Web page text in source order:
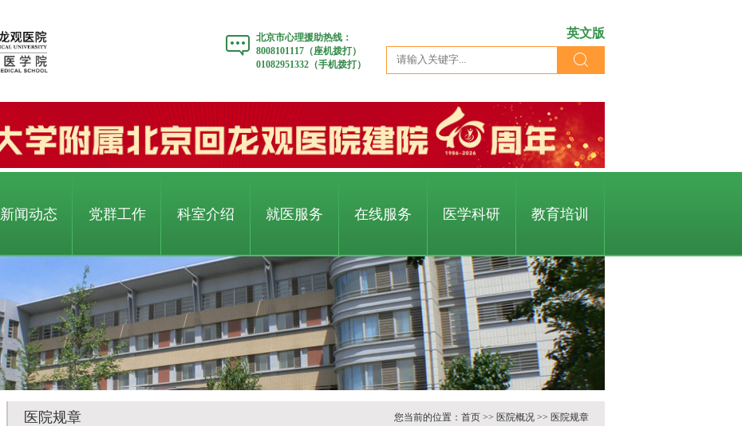
北京市心理援助热线：
8008101117（座机拨打）
01082951332（手机拨打）
英文版
新闻动态 党群工作 科室介绍 就医服务 在线服务 医学科研 教育培训
医院规章 您当前的位置： 首页 >> 医院概况 >> 医院规章